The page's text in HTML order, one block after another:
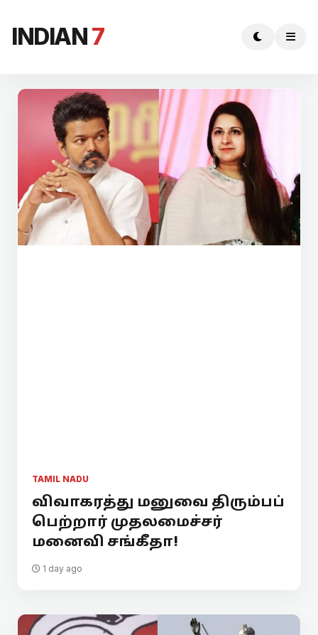
INDIAN7
TAMIL NADU
விவாகரத்து மனுவை திரும்பப்
பெற்றார் முதலமைச்சர்
மனைவி சங்கீதா!
1 day ago